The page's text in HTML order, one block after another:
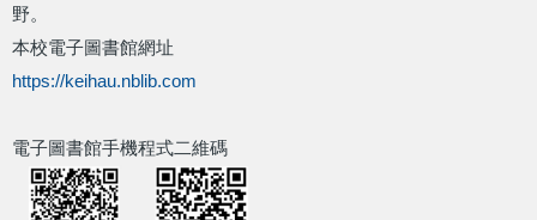
野。
本校電子圖書館網址
https://keihau.nblib.com
電子圖書館手機程式二維碼